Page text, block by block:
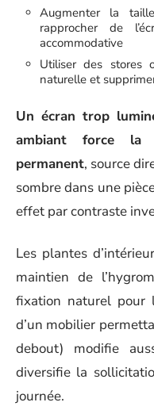
Augmenter la
rapprocher de
accommodative
Utiliser des stores
naturelle et
Un écran trop
ambiant force la
permanent, source
sombre dans une
effet par contraste
Les plantes
maintien de
fixation naturel pour
d’un mobilier
debout) modifie
diversifie la
journée.